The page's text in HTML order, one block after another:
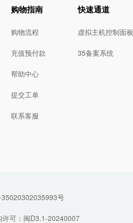
购物指南
购物流程
充值预付款
帮助中心
提交工单
联系客服
快速通道
虚拟主机控制面板
35备案系统
号
许可：闽D3.1-20240007